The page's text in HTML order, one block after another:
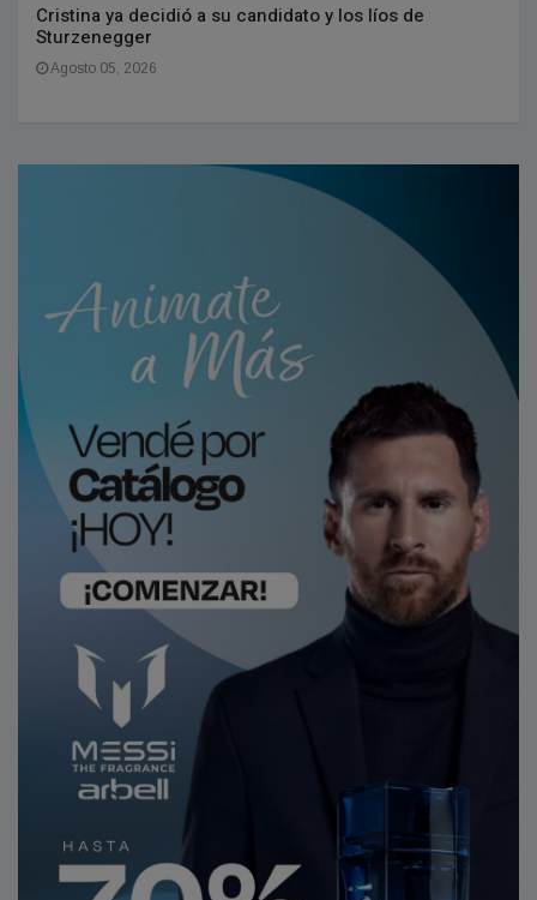
Cristina ya decidió a su candidato y los líos de
Sturzenegger
Agosto 05, 2026